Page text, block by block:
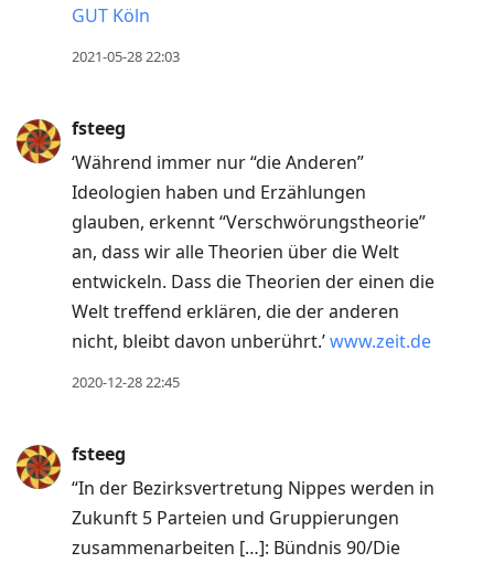
GUT Köln
2021-05-28 22:03
fsteeg
‘Während immer nur “die Anderen”
Ideologien haben und Erzählungen
glauben, erkennt “Verschwörungstheorie”
an, dass wir alle Theorien über die Welt
entwickeln. Dass die Theorien der einen die
Welt treffend erklären, die der anderen
nicht, bleibt davon unberührt.’www.zeit.de
2020-12-28 22:45
fsteeg
“In der Bezirksvertretung Nippes werden in
Zukunft 5 Parteien und Gruppierungen
zusammenarbeiten […]: Bündnis 90/Die